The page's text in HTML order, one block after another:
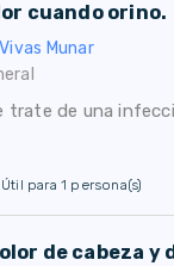
cuando orino.
Munar
trate de una
Útil para 1 persona(s)
de cabeza y